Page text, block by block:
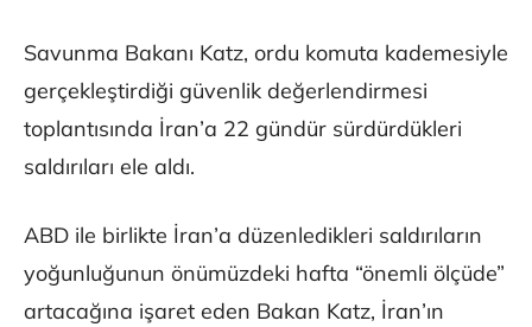
Savunma Bakanı Katz, ordu komuta kademesiyle
gerçekleştirdiği güvenlik değerlendirmesi
toplantısında İran’a 22 gündür sürdürdükleri
saldırıları ele aldı.
ABD ile birlikte İran’a düzenledikleri saldırıların
yoğunluğunun önümüzdeki hafta “önemli ölçüde”
artacağına işaret eden Bakan Katz, İran’ın